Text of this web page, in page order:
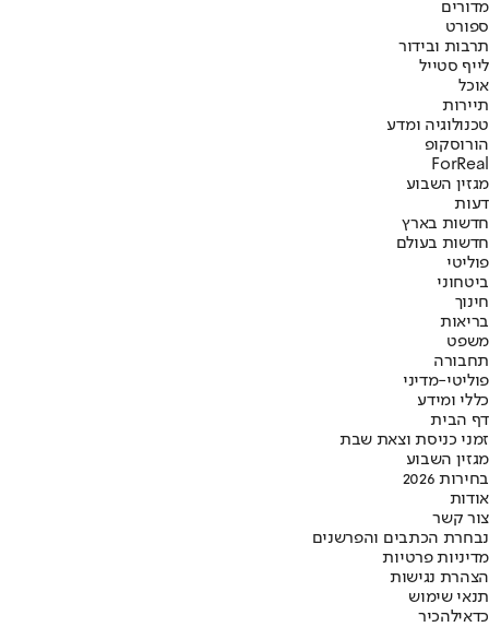
מדורים
ספורט
תרבות ובידור
לייף סטייל
אוכל
תיירות
טכנולוגיה ומדע
הורוסקופ
ForReal
מגזין השבוע
דעות
חדשות בארץ
חדשות בעולם
פוליטי
ביטחוני
חינוך
בריאות
משפט
תחבורה
פוליטי-מדיני
כללי ומידע
דף הבית
זמני כניסת וצאת שבת
מגזין השבוע
בחירות 2026
אודות
צור קשר
נבחרת הכתבים והפרשנים
מדיניות פרטיות
הצהרת נגישות
תנאי שימוש
כדאילהכיר